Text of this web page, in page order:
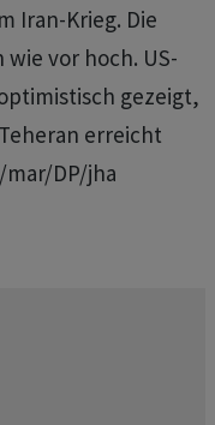
Iran-Krieg. Die
vor hoch. US-
gezeigt,
erreicht
DP/jha